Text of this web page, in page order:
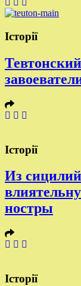
Історії
Історії
Из
ностры
Історії